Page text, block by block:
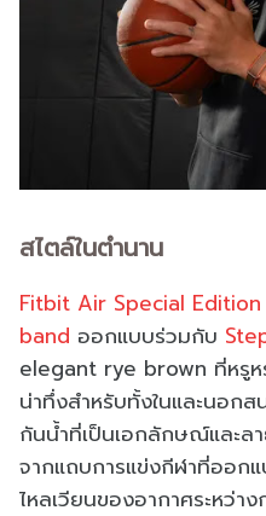
สไตล์ในตํานาน
Fitbit Air Special
band ออกแบบร่วมกับ
elegant rye brown ที่หรูห
น่าทึ่งสําหรับทั้งในและนอก
กันน้ำที่เป็นเอกลักษณ์และล
จากแถบการแข่งกีฬาที่ออกแ
ไหลเวียนของอากาศระหว่า